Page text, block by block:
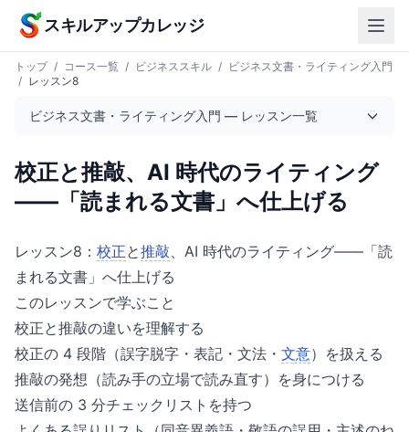
本文へスキップ
スキルアップカレッジ
トップ / コース一覧 / ビジネススキル / ビジネス文書・ライティング入門
/ レッスン8
ビジネス文書・ライティング入門 — レッスン一覧
校正と推敲、AI 時代のライティング
——「読まれる文書」へ仕上げる
レッスン8： 校正と推敲、AI 時代のライティング——「読
まれる文書」へ仕上げる
このレッスンで学ぶこと
校正と推敲の違いを理解する
校正の 4 段階（誤字脱字・表記・文法・ 文意）を扱える
推敲の発想（読み手の立場で読み直す）を身につける
送信前の 3 分チェックリストを持つ